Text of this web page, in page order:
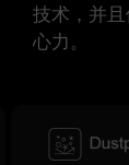
技术，并
心力。